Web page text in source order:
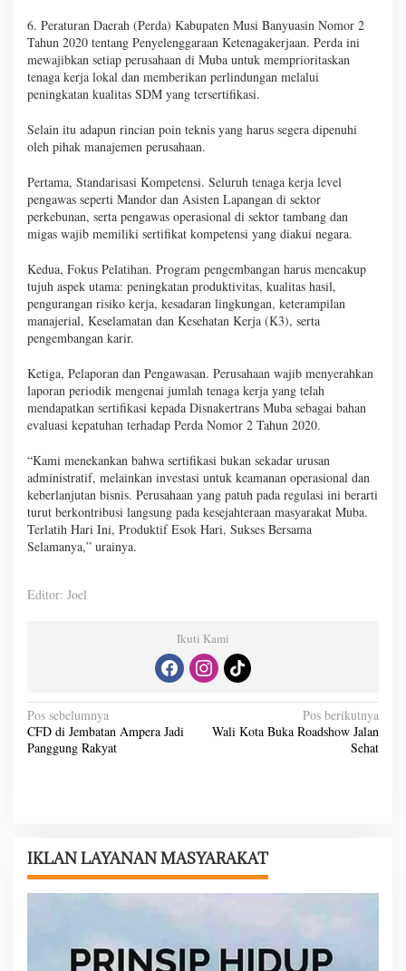
6. Peraturan Daerah (Perda) Kabupaten Musi Banyuasin Nomor 2
Tahun 2020 tentang Penyelenggaraan Ketenagakerjaan. Perda ini
mewajibkan setiap perusahaan di Muba untuk memprioritaskan
tenaga kerja lokal dan memberikan perlindungan melalui
peningkatan kualitas SDM yang tersertifikasi.
Selain itu adapun rincian poin teknis yang harus segera dipenuhi
oleh pihak manajemen perusahaan.
Pertama, Standarisasi Kompetensi. Seluruh tenaga kerja level
pengawas seperti Mandor dan Asisten Lapangan di sektor
perkebunan, serta pengawas operasional di sektor tambang dan
migas wajib memiliki sertifikat kompetensi yang diakui negara.
Kedua, Fokus Pelatihan. Program pengembangan harus mencakup
tujuh aspek utama: peningkatan produktivitas, kualitas hasil,
pengurangan risiko kerja, kesadaran lingkungan, keterampilan
manajerial, Keselamatan dan Kesehatan Kerja (K3), serta
pengembangan karir.
Ketiga, Pelaporan dan Pengawasan. Perusahaan wajib menyerahkan
laporan periodik mengenai jumlah tenaga kerja yang telah
mendapatkan sertifikasi kepada Disnakertrans Muba sebagai bahan
evaluasi kepatuhan terhadap Perda Nomor 2 Tahun 2020.
“Kami menekankan bahwa sertifikasi bukan sekadar urusan
administratif, melainkan investasi untuk keamanan operasional dan
keberlanjutan bisnis. Perusahaan yang patuh pada regulasi ini berarti
turut berkontribusi langsung pada kesejahteraan masyarakat Muba.
Terlatih Hari Ini, Produktif Esok Hari, Sukses Bersama
Selamanya,” urainya.
Editor: Joel
Ikuti Kami
N
a
a
s
i
Pos sebelumnya
CFD di Jembatan Ampera Jadi
Panggung Rakyat
Pos berikutnya
Wali Kota Buka Roadshow Jalan
Sehat
IKLAN LAYANAN MASYARAKAT